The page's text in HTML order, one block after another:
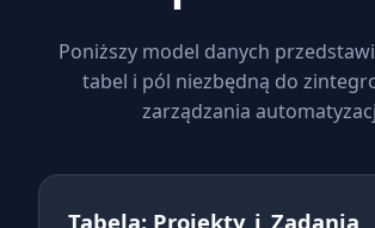
Poniższy model danych
tabel i pól niezbędną do
zarządzania
Tabela: Projekty_i_Zadania